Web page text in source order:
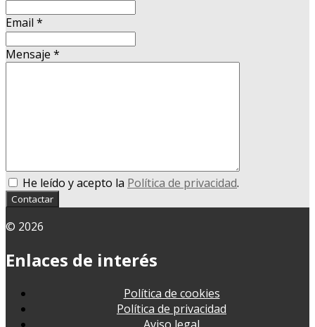
Email *
Mensaje *
He leído y acepto la Política de privacidad.
Contactar
© 2026
Enlaces de interés
Política de cookies
Política de privacidad